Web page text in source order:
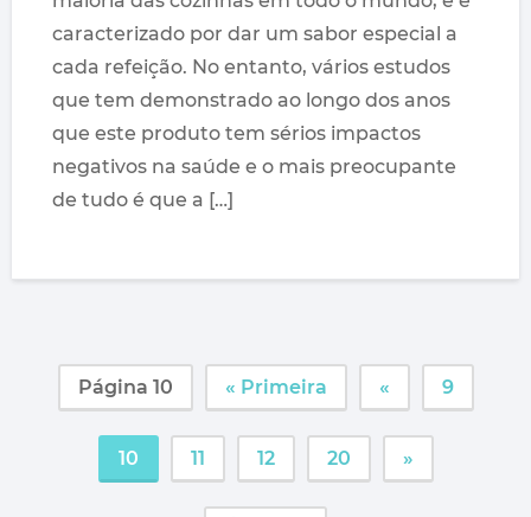
caracterizado por dar um sabor especial a
cada refeição. No entanto, vários estudos
que tem demonstrado ao longo dos anos
que este produto tem sérios impactos
negativos na saúde e o mais preocupante
de tudo é que a […]
Página 10 « Primeira « 9
10 11 12 20 »